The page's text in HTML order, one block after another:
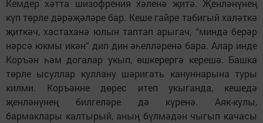
Кемдер хәтта шизофрения хәленә җитә. Җенләнүнең
күп төрле дәрәҗәләре бар. Кеше гайре табигый халәткә
җиткәч, хастаханә юлын таптап арыгач, “миндә берәр
нәрсә юкмы икән” дип дин әһелләренә бара. Алар инде
Коръән һәм догалар укып, өшкерергә керешә. Башка
төрле ысуллар куллану шәригать кануннарына туры
килми. Коръәнне дөрес итеп укыганда, кешедә
җенләнүнең билгеләре дә күренә. Аяк-кулы,
бармаклары калтырый, аның бүлмәдән чыгып качасы